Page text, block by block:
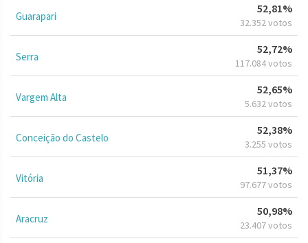
Guarapari
52,81%
32.352 votos
Serra
52,72%
117.084 votos
Vargem Alta
52,65%
5.632 votos
Conceição do Castelo
52,38%
3.255 votos
Vitória
51,37%
97.677 votos
Aracruz
50,98%
23.407 votos